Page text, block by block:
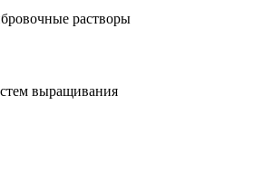
растворы
выращивания